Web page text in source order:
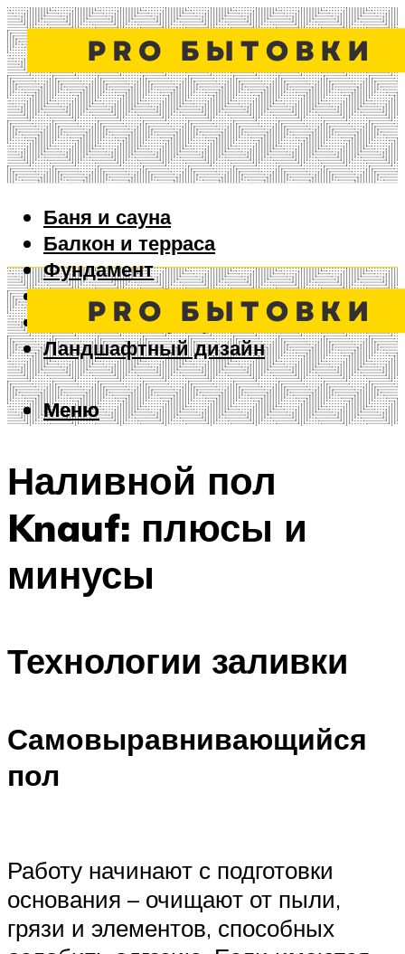
Баня и сауна
Балкон и терраса
Фундамент
Ворота и забор
Дизайн интерьера
Ландшафтный дизайн
Меню
Меню
Наливной пол
Knauf: плюсы и
минусы
Технологии заливки
Самовыравнивающийся
пол
Работу начинают с подготовки
основания – очищают от пыли,
грязи и элементов, способных